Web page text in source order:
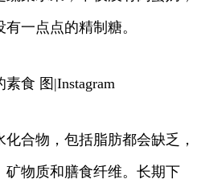
一点点的精制糖。
食 图|Instagram
合物，包括脂肪都会缺乏，
矿物质和膳食纤维。长期下